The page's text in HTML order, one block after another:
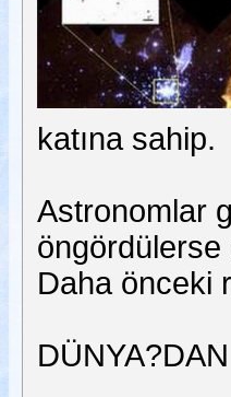
katına sahip.
Astronomlar
öngördülerse
Daha önceki